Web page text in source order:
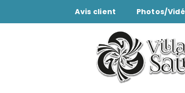
Avis client Photos/